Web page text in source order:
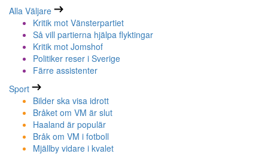
Alla Väljare
Kritik mot Vänsterpartiet
Så vill partierna hjälpa flyktingar
Kritik mot Jomshof
Politiker reser i Sverige
Färre assistenter
Sport
Bilder ska visa idrott
Bråket om VM är slut
Haaland är populär
Bråk om VM i fotboll
Mjällby vidare i kvalet